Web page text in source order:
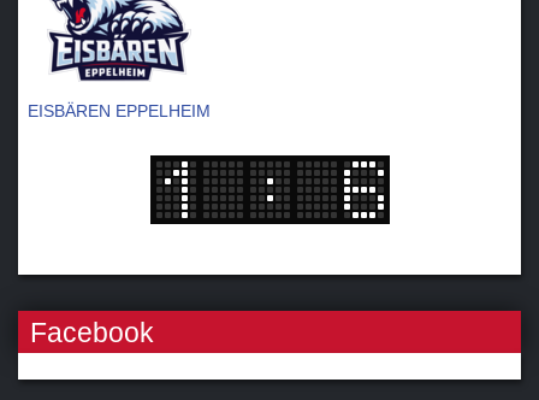
EISBÄREN EPPELHEIM
Facebook